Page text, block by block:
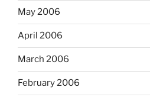
May 2006
April 2006
March 2006
February 2006